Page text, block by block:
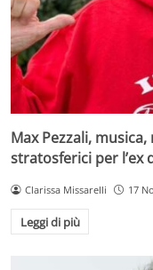
Max Pezzali,
stratosferici per l’ex
Clarissa Missarelli 17
Leggi di più